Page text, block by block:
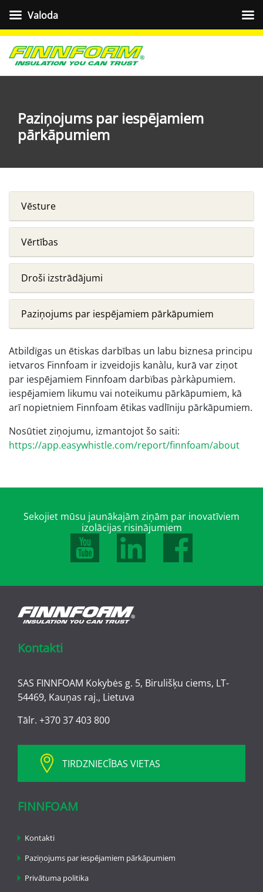
Paziņojums par iespējamiem
pārkāpumiem
Vēsture
Vērtības
Droši izstrādājumi
Paziņojums par iespējamiem pārkāpumiem
Atbildïgas un ētiskas darbības un labu biznesa principu
ietvaros Finnfoam ir izveidojis kanàlu, kurā var ziņot
par iespējamiem Finnfoam darbïbas pàrkàpumiem.
iespējamiem likumu vai noteikumu pārkāpumiem, kā
arī nopietniem Finnfoam ētikas vadlīniju pārkāpumiem.
Nosūtiet ziņojumu, izmantojot šo saiti:
https://app.easywhistle.com/report/finnfoam/about
Sekojiet mūsu jaunākajām ziņām par inovatīviem
izolācijas risinājumiem
Kontakti
SAS FINNFOAM Kokybės g. 5, Birulišķu ciems, LT-
54469, Kauņas raj., Lietuva
Tālr. +370 37 403 800
TIRDZNIECĪBAS VIETAS
FINNFOAM
Kontakti
Paziņojums par iespējamiem pārkāpumiem
Privātuma politika
Valoda